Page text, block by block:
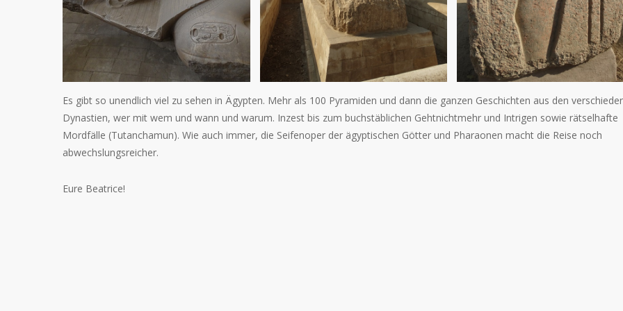
Es gibt so unendlich viel zu sehen in Ägypten. Mehr als 100 Pyramiden und dann die ganzen Geschichten aus den
Dynastien, wer mit wem und wann und warum. Inzest bis zum buchstäblichen Gehtnichtmehr und Intrigen sowie rätselhafte
Mordfälle (Tutanchamun). Wie auch immer, die Seifenoper der ägyptischen Götter und Pharaonen macht die Reise noch
abwechslungsreicher.
Eure Beatrice!